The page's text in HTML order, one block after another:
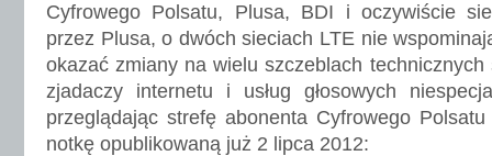
Cyfrowego Polsatu, Plusa, BDI i oczywiście
przez Plusa, o dwóch sieciach LTE nie
okazać zmiany na wielu szczeblach
zjadaczy internetu i usług głosowych
przeglądając strefę abonenta Cyfrowego
notkę opublikowaną już 2 lipca 2012: